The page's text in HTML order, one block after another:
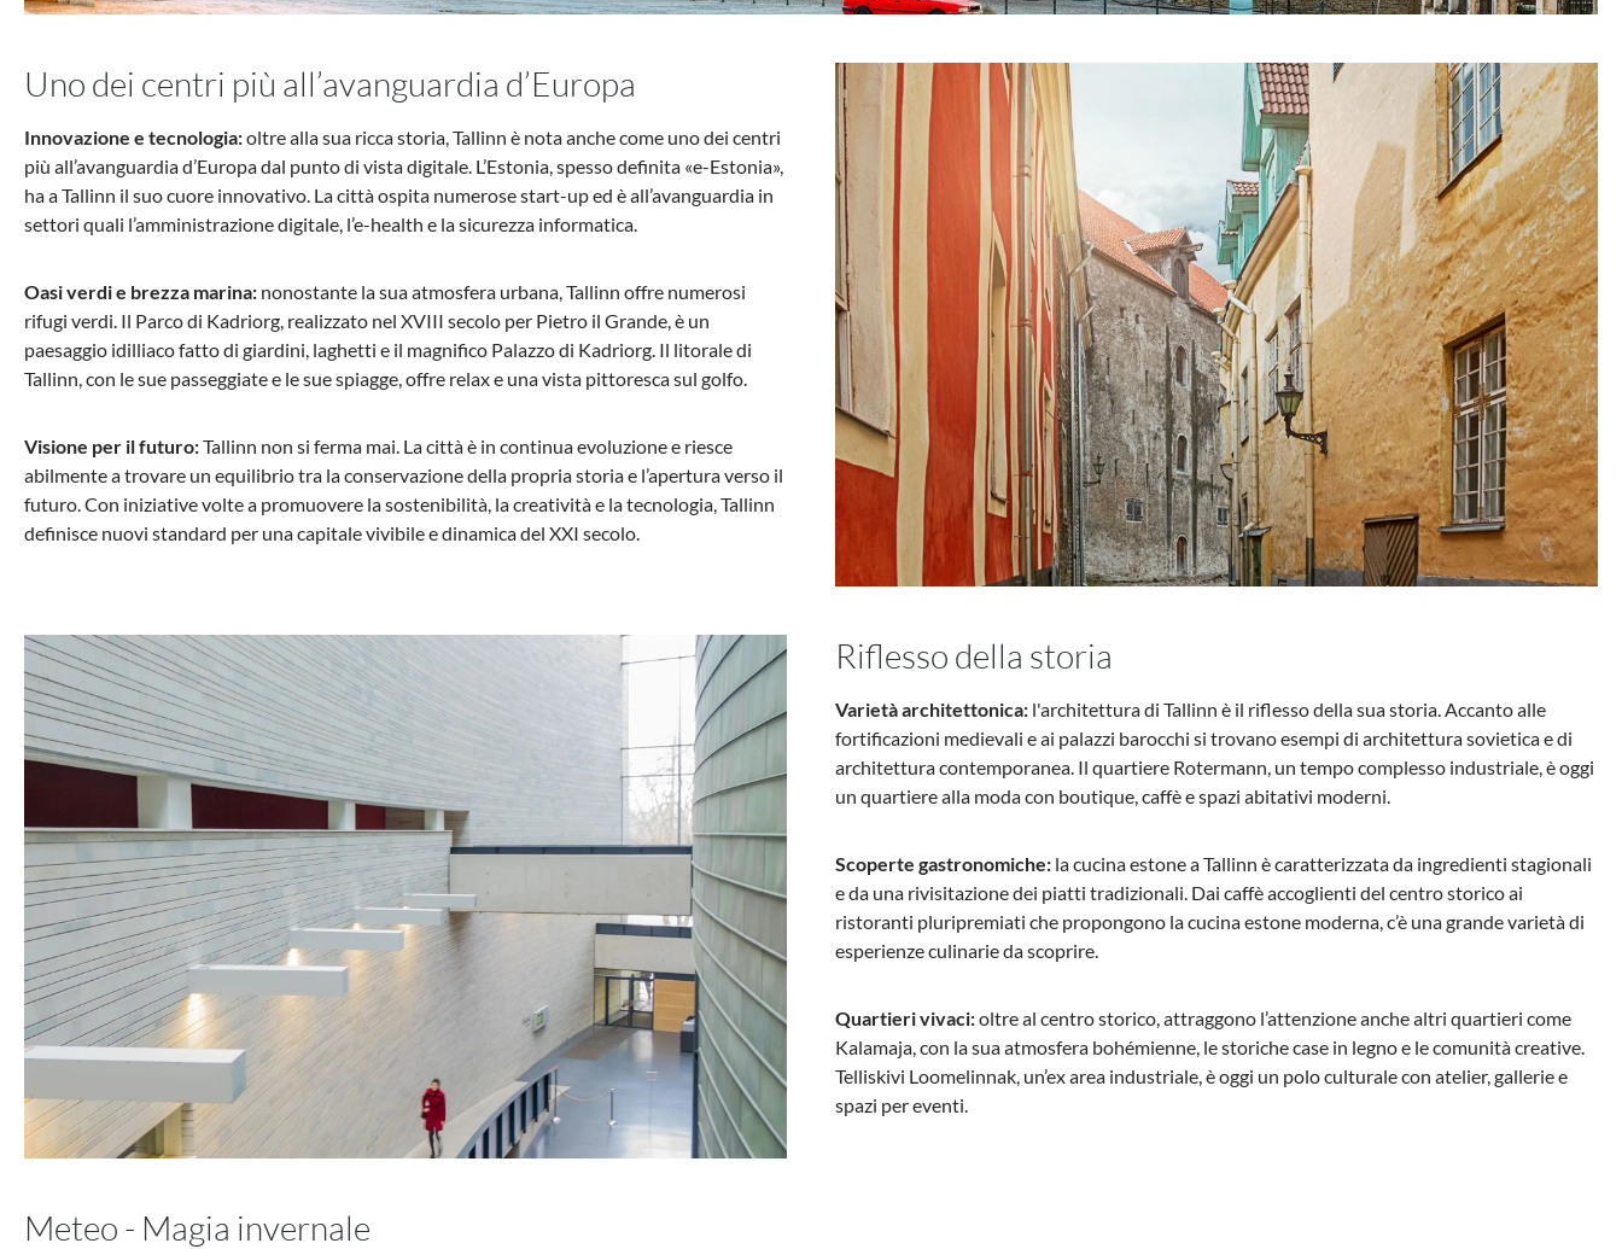
Uno dei centri più all’avanguardia d’Europa
Innovazione e tecnologia:oltre alla sua ricca storia, Tallinn è nota anche come uno dei centri
più all’avanguardia d’Europa dal punto di vista digitale. L’Estonia, spesso definita «e-Estonia»,
ha a Tallinn il suo cuore innovativo. La città ospita numerose start-up ed è all’avanguardia in
settori quali l’amministrazione digitale, l’e-health e la sicurezza informatica.
Oasi verdi e brezza marina: nonostante la sua atmosfera urbana, Tallinn offre numerosi
rifugi verdi. Il Parco di Kadriorg, realizzato nel XVIII secolo per Pietro il Grande, è un
paesaggio idilliaco fatto di giardini, laghetti e il magnifico Palazzo di Kadriorg. Il litorale di
Tallinn, con le sue passeggiate e le sue spiagge, offre relax e una vista pittoresca sul golfo.
Visione per il futuro:Tallinn non si ferma mai. La città è in continua evoluzione e riesce
abilmente a trovare un equilibrio tra la conservazione della propria storia e l’apertura verso il
futuro. Con iniziative volte a promuovere la sostenibilità, la creatività e la tecnologia, Tallinn
definisce nuovi standard per una capitale vivibile e dinamica del XXI secolo.
Riflesso della storia
Varietà architettonica: l'architettura di Tallinn è il riflesso della sua storia. Accanto alle
fortificazioni medievali e ai palazzi barocchi si trovano esempi di architettura sovietica e di
architettura contemporanea. Il quartiere Rotermann, un tempo complesso industriale, è oggi
un quartiere alla moda con boutique, caffè e spazi abitativi moderni.
Scoperte gastronomiche: la cucina estone a Tallinn è caratterizzata da ingredienti stagionali
e da una rivisitazione dei piatti tradizionali. Dai caffè accoglienti del centro storico ai
ristoranti pluripremiati che propongono la cucina estone moderna, c’è una grande varietà di
esperienze culinarie da scoprire.
Quartieri vivaci:oltre al centro storico, attraggono l’attenzione anche altri quartieri come
Kalamaja, con la sua atmosfera bohémienne, le storiche case in legno e le comunità creative.
Telliskivi Loomelinnak, un’ex area industriale, è oggi un polo culturale con atelier, gallerie e
spazi per eventi.
Meteo - Magia invernale